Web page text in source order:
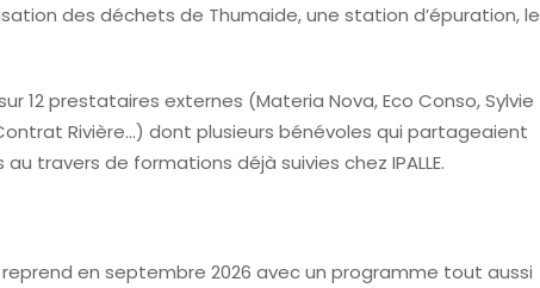
des déchets de Thumaide, une station d’épuration, le
12 prestataires externes (Materia Nova, Eco Conso, Sylvie
Rivière…) dont plusieurs bénévoles qui partageaient
travers de formations déjà suivies chez IPALLE.
en septembre 2026 avec un programme tout aussi